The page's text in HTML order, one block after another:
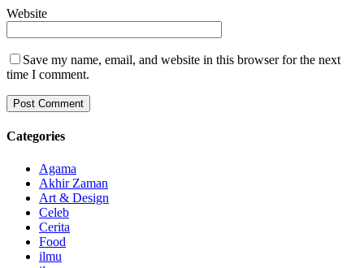
Website
Save my name, email, and website in this browser for the next
time I comment.
Categories
Agama
Akhir Zaman
Art & Design
Celeb
Cerita
Food
ilmu